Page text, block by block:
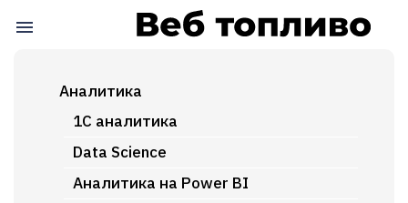
Аналитика
1C аналитика
Data Science
Аналитика на Power BI